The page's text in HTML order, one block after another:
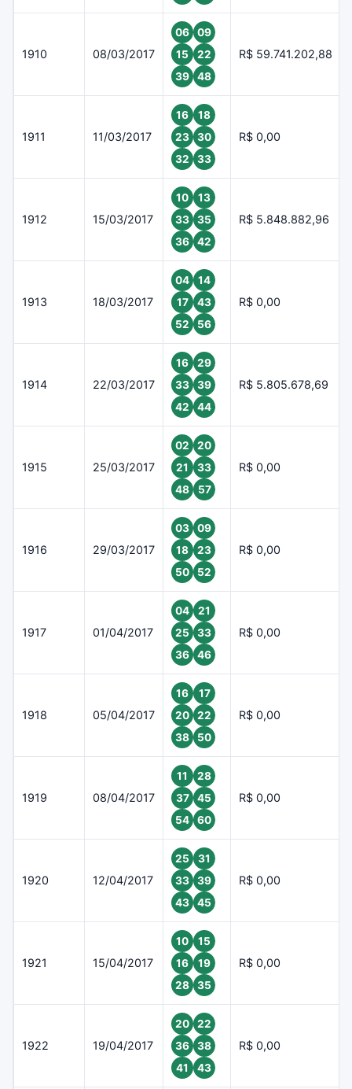
1910 08/03/2017
06
09
15
22
39
48
R$ 59.741.202,88
1911 11/03/2017
16
18
23
30
32
33
R$ 0,00
1912 15/03/2017
10
13
33
35
36
42
R$ 5.848.882,96
1913 18/03/2017
04
14
17
43
52
56
R$ 0,00
1914 22/03/2017
16
29
33
39
42
44
R$ 5.805.678,69
1915 25/03/2017
02
20
21
33
48
57
R$ 0,00
1916 29/03/2017
03
09
18
23
50
52
R$ 0,00
1917 01/04/2017
04
21
25
33
36
46
R$ 0,00
1918 05/04/2017
16
17
20
22
38
50
R$ 0,00
1919 08/04/2017
11
28
37
45
54
60
R$ 0,00
1920 12/04/2017
25
31
33
39
43
45
R$ 0,00
1921 15/04/2017
10
15
16
19
28
35
R$ 0,00
1922 19/04/2017
20
22
36
38
41
43
R$ 0,00